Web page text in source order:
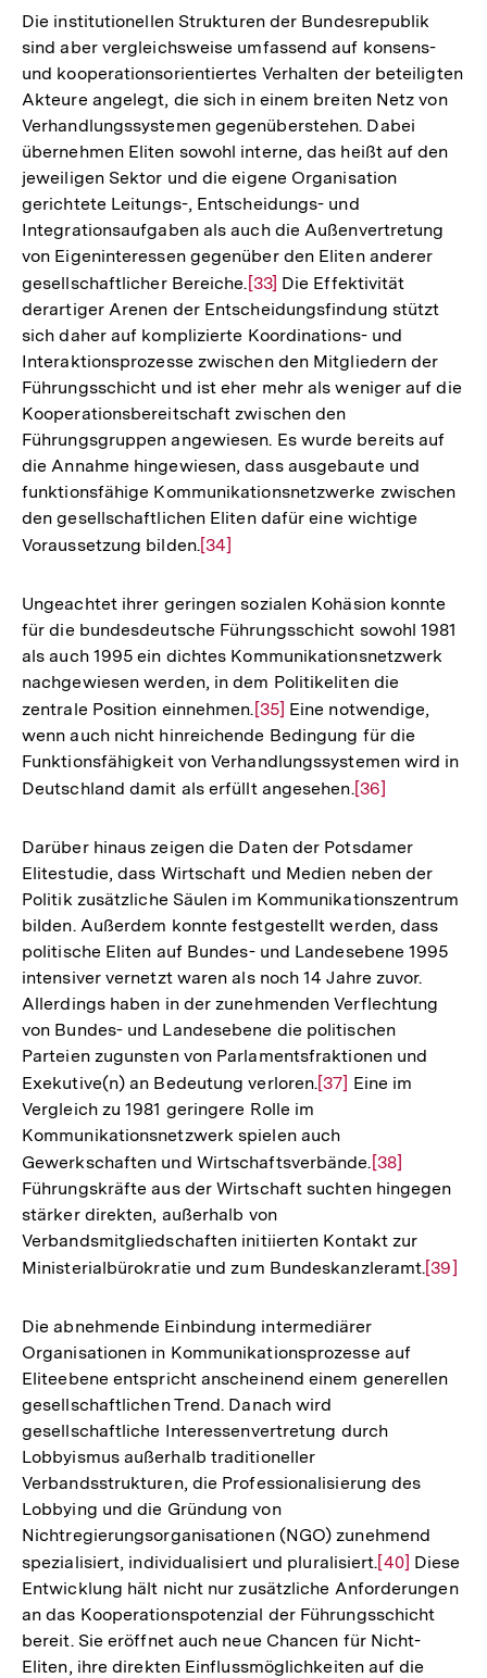
Die institutionellen Strukturen der Bundesrepublik
sind aber vergleichsweise umfassend auf konsens-
und kooperationsorientiertes Verhalten der beteiligten
Akteure angelegt, die sich in einem breiten Netz von
Verhandlungssystemen gegenüberstehen. Dabei
übernehmen Eliten sowohl interne, das heißt auf den
jeweiligen Sektor und die eigene Organisation
gerichtete Leitungs-, Entscheidungs- und
Integrationsaufgaben als auch die Außenvertretung
von Eigeninteressen gegenüber den Eliten anderer
gesellschaftlicher Bereiche. Zur
Auflösung
der
Fußnote
[33] Die Effektivität
derartiger Arenen der Entscheidungsfindung stützt
sich daher auf komplizierte Koordinations- und
Interaktionsprozesse zwischen den Mitgliedern der
Führungsschicht und ist eher mehr als weniger auf die
Kooperationsbereitschaft zwischen den
Führungsgruppen angewiesen. Es wurde bereits auf
die Annahme hingewiesen, dass ausgebaute und
funktionsfähige Kommunikationsnetzwerke zwischen
den gesellschaftlichen Eliten dafür eine wichtige
Voraussetzung bilden.Zur
der
Fußnote
[34]
Ungeachtet ihrer geringen sozialen Kohäsion konnte
für die bundesdeutsche Führungsschicht sowohl 1981
als auch 1995 ein dichtes Kommunikationsnetzwerk
nachgewiesen werden, in dem Politikeliten die
zentrale Position einnehmen. Zur
Auflösung
der
Fußnote
[35] Eine notwendige,
wenn auch nicht hinreichende Bedingung für die
Funktionsfähigkeit von Verhandlungssystemen wird in
Deutschland damit als erfüllt angesehen.Zur
der
Fußnote
[36]
Darüber hinaus zeigen die Daten der Potsdamer
Elitestudie, dass Wirtschaft und Medien neben der
Politik zusätzliche Säulen im Kommunikationszentrum
bilden. Außerdem konnte festgestellt werden, dass
politische Eliten auf Bundes- und Landesebene 1995
intensiver vernetzt waren als noch 14 Jahre zuvor.
Allerdings haben in der zunehmenden Verflechtung
von Bundes- und Landesebene die politischen
Parteien zugunsten von Parlamentsfraktionen und
Exekutive(n) an Bedeutung verloren.Zur
der
Fußnote
[37] Eine im
Vergleich zu 1981 geringere Rolle im
Kommunikationsnetzwerk spielen auch
Gewerkschaften und Wirtschaftsverbände. Zur
Auflösung
Fußnote
[38]
Führungskräfte aus der Wirtschaft suchten hingegen
stärker direkten, außerhalb von
Verbandsmitgliedschaften initiierten Kontakt zur
Ministerialbürokratie und zum Bundeskanzleramt.Zur
[39]
Die abnehmende Einbindung intermediärer
Organisationen in Kommunikationsprozesse auf
Eliteebene entspricht anscheinend einem generellen
gesellschaftlichen Trend. Danach wird
gesellschaftliche Interessenvertretung durch
Lobbyismus außerhalb traditioneller
Verbandsstrukturen, die Professionalisierung des
Lobbying und die Gründung von
Nichtregierungsorganisationen (NGO) zunehmend
spezialisiert, individualisiert und pluralisiert.Zur
Auflösung
der
Fußnote
[40] Diese
Entwicklung hält nicht nur zusätzliche Anforderungen
an das Kooperationspotenzial der Führungsschicht
bereit. Sie eröffnet auch neue Chancen für Nicht-
Eliten, ihre direkten Einflussmöglichkeiten auf die